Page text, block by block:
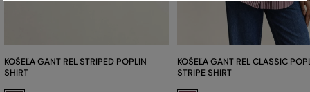
KOŠEĽA GANT REL STRIPED POPLIN
SHIRT
KOŠEĽA GANT REL CLASSIC
STRIPE SHIRT